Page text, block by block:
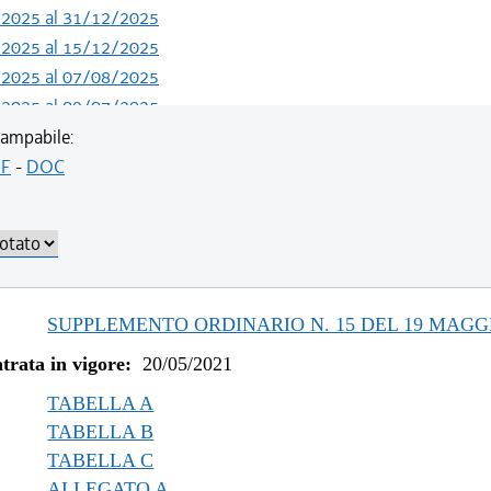
al 31/12/2025
al 15/12/2025
al 07/08/2025
al 09/07/2025
al 04/06/2025
al 13/05/2024
al 31/12/2022
al 03/08/2022
al 13/06/2022
al 31/12/2021
al 05/11/2021
al 11/08/2021
- DOC
SUPPLEMENTO ORDINARIO N. 15 DEL 19
in vigore: 20/05/2021
TABELLA A
TABELLA B
TABELLA C